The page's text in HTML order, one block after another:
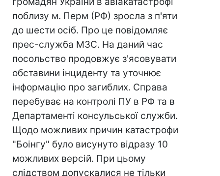
поблизу м. Перм (РФ) зросла з п'яти
до шести осіб. Про це повідомляє
прес-служба МЗС. На даний час
посольство продовжує з'ясовувати
обставини інциденту та уточнює
інформацію про загиблих. Справа
перебуває на контролі ПУ в РФ та в
Департаменті консульської служби.
Щодо можливих причин катастрофи
"Боінгу" було висунуто відразу 10
можливих версій. При цьому
слідством допускалися не тільки